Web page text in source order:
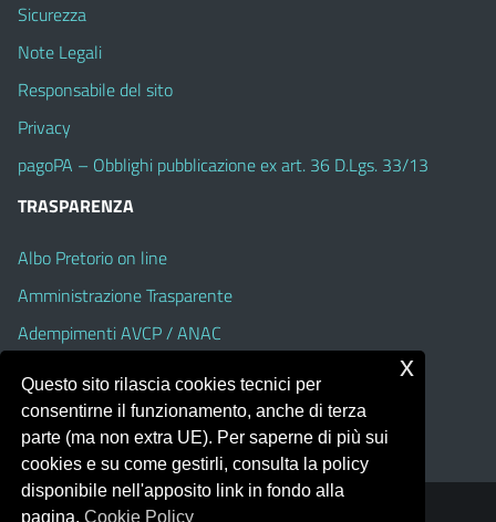
Sicurezza
Note Legali
Responsabile del sito
Privacy
pagoPA – Obblighi pubblicazione ex art. 36 D.Lgs. 33/13
TRASPARENZA
Albo Pretorio on line
Amministrazione Trasparente
Adempimenti AVCP / ANAC
Accesso Civico
Dichiarazione di accessibilità
Questo sito rilascia cookies tecnici per
consentirne il funzionamento, anche di terza
parte (ma non extra UE). Per saperne di più sui
cookies e su come gestirli, consulta la policy
disponibile nell'apposito link in fondo alla
pagina.Cookie Policy
x